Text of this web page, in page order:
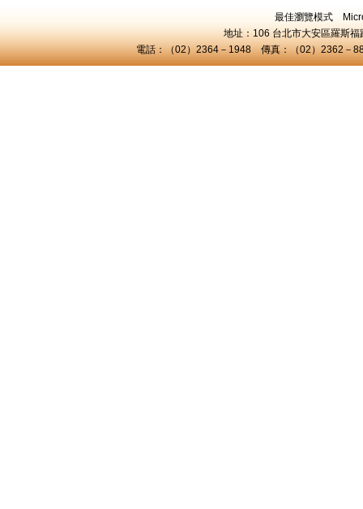
最佳瀏覽模式
地址：106 台北市大安區羅斯
電話：（02）2364－1948 傳真：（02）2362－